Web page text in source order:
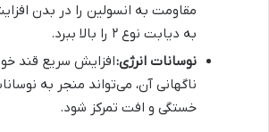
مقاومت به انسولین را در بدن
به دیابت نوع ۲ را بالا ببرد.
نوسانات انرژی:افزایش سریع قند
ناگهانی آن، می‌تواند منجر به
خستگی و افت تمرکز شود.